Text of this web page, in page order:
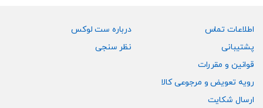
صفحه
انتخاب
شوند
اطلاعات تماس
پشتیبانی
قوانین و مقررات
رویه تعویض و مرجوعی کالا
ارسال شکایت
درباره ست لوکس
نظر سنجی